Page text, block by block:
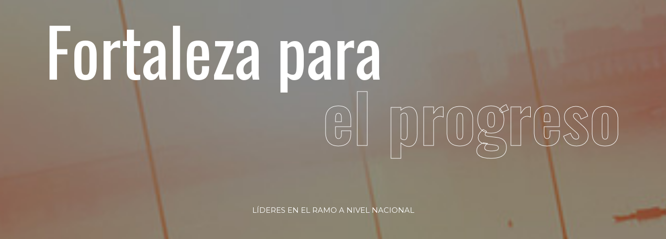
Fortaleza para
el progreso
LÍDERES EN EL RAMO A NIVEL NACIONAL